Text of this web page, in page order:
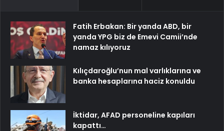
Fatih Erbakan: Bir yanda ABD, bir
yanda YPG biz de Emevi Camii’nde
namaz kılıyoruz
Kılıçdaroğlu’nun mal varlıklarına ve
banka hesaplarına haciz konuldu
İktidar, AFAD personeline kapıları
kapattı…